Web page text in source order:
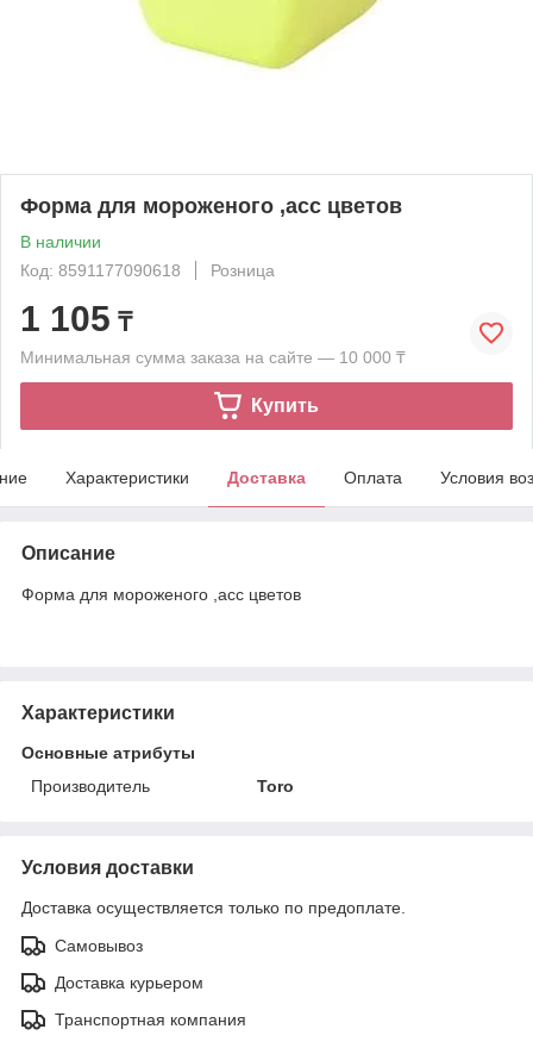
Форма для мороженого ,асс цветов
В наличии
Код: 8591177090618
Розница
1 105 ₸
Минимальная сумма заказа на сайте — 10 000 ₸
Купить
Характеристики Доставка Оплата Условия
Описание
Форма для мороженого ,асс цветов
Характеристики
Основные атрибуты
Производитель
Toro
Условия доставки
Доставка осуществляется только по предоплате.
Самовывоз
Доставка курьером
Транспортная компания